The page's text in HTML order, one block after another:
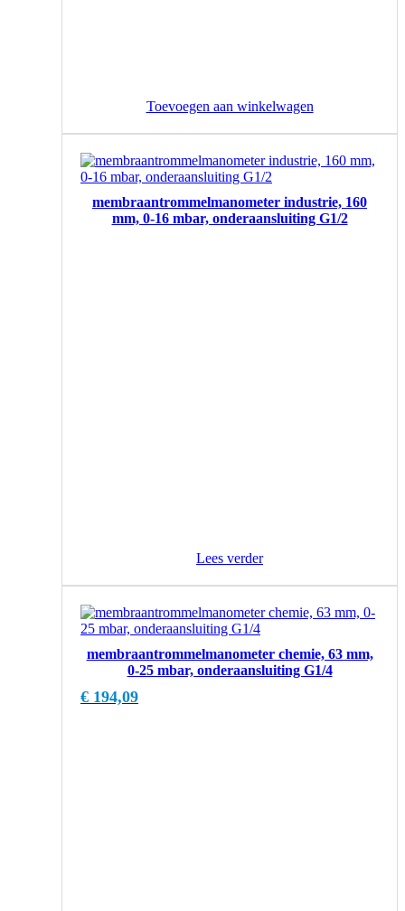
Toevoegen aan winkelwagen
membraantrommelmanometer industrie, 160
mm, 0-16 mbar, onderaansluiting G1/2
Lees verder
membraantrommelmanometer chemie, 63 mm,
0-25 mbar, onderaansluiting G1/4
€ 194,09